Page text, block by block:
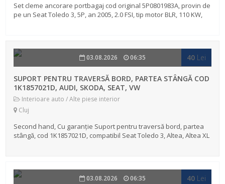
Set cleme ancorare portbagaj cod original 5P0801983A, provin de
pe un Seat Toledo 3, 5P, an 2005, 2.0 FSI, tip motor BLR, 110 KW,
40 Lei
03.08.2026 06:35
SUPORT PENTRU TRAVERSĂ BORD, PARTEA STÂNGĂ COD
1K1857021D, AUDI, SKODA, SEAT, VW
Interioare auto / Alte piese interior
Cluj
Second hand, Cu garanție Suport pentru traversă bord, partea
stângă, cod 1K1857021D, compatibil Seat Toledo 3, Altea, Altea XL
40 Lei
03.08.2026 06:35